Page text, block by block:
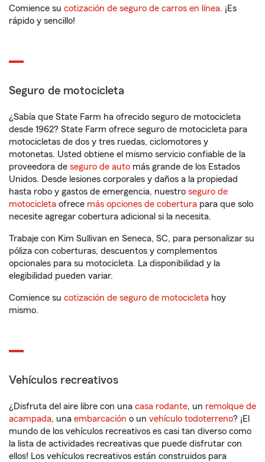
Comience su cotización de seguro de carros en línea. ¡Es
rápido y sencillo!
Seguro de motocicleta
¿Sabía que State Farm ha ofrecido seguro de motocicleta
desde 1962? State Farm ofrece seguro de motocicleta para
motocicletas de dos y tres ruedas, ciclomotores y
motonetas. Usted obtiene el mismo servicio confiable de la
proveedora de seguro de auto más grande de los Estados
Unidos. Desde lesiones corporales y daños a la propiedad
hasta robo y gastos de emergencia, nuestro seguro de
motocicleta ofrece más opciones de cobertura para que solo
necesite agregar cobertura adicional si la necesita.
Trabaje con Kim Sullivan en Seneca, SC, para personalizar su
póliza con coberturas, descuentos y complementos
opcionales para su motocicleta. La disponibilidad y la
elegibilidad pueden variar.
Comience su cotización de seguro de motocicleta hoy
mismo.
Vehículos recreativos
¿Disfruta del aire libre con una casa rodante, un remolque de
acampada, una embarcación o un vehículo todoterreno? ¡El
mundo de los vehículos recreativos es casi tan diverso como
la lista de actividades recreativas que puede disfrutar con
ellos! Los vehículos recreativos están construidos para